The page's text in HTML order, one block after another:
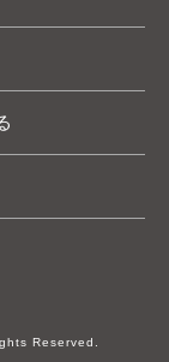
Reserved.